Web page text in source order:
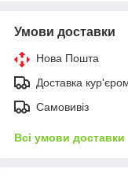
Умови доставки
Нова Пошта
Доставка
Самовивіз
Всі умови доставки